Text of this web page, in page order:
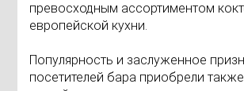
превосходным ассортиментом
европейской кухни.
Популярность и заслуженное
посетителей бара приобрели